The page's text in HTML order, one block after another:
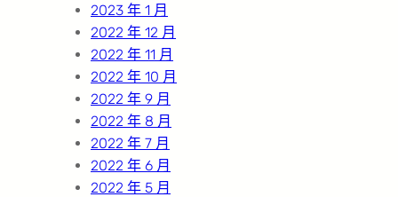
2023 年 1 月
2022 年 12 月
2022 年 11 月
2022 年 10 月
2022 年 9 月
2022 年 8 月
2022 年 7 月
2022 年 6 月
2022 年 5 月